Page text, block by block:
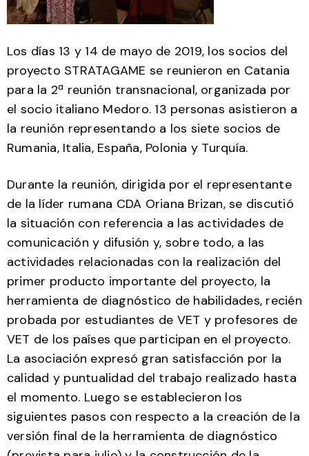
Los días 13 y 14 de mayo de 2019, los socios del
proyecto STRATAGAME se reunieron en Catania
para la 2ª reunión transnacional, organizada por
el socio italiano Medoro. 13 personas asistieron a
la reunión representando a los siete socios de
Rumania, Italia, España, Polonia y Turquía.
Durante la reunión, dirigida por el representante
de la líder rumana CDA Oriana Brizan, se discutió
la situación con referencia a las actividades de
comunicación y difusión y, sobre todo, a las
actividades relacionadas con la realización del
primer producto importante del proyecto, la
herramienta de diagnóstico de habilidades, recién
probada por estudiantes de VET y profesores de
VET de los países que participan en el proyecto.
La asociación expresó gran satisfacción por la
calidad y puntualidad del trabajo realizado hasta
el momento. Luego se establecieron los
siguientes pasos con respecto a la creación de la
versión final de la herramienta de diagnóstico